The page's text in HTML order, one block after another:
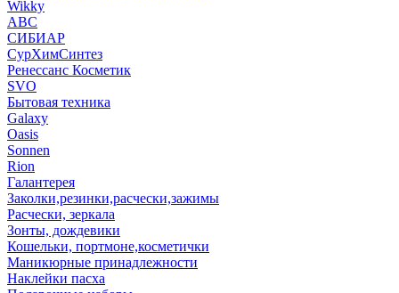
Wikky
АВС
СИБИАР
СурХимСинтез
Ренессанс Косметик
SVO
Бытовая техника
Galaxy
Oasis
Sonnen
Rion
Галантерея
Заколки,резинки,расчески,зажимы
Расчески, зеркала
Зонты, дождевики
Кошельки, портмоне,косметички
Маникюрные принадлежности
Наклейки пасха